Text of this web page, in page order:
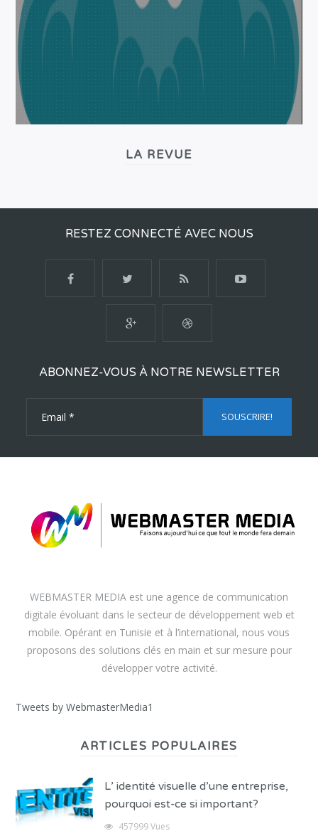
LA REVUE
RESTEZ CONNECTÉ AVEC NOUS
ABONNEZ-VOUS À NOTRE NEWSLETTER
WEBMASTER MEDIA est une agence de communication
digitale évoluant dans le secteur de développement web et
mobile. Opérant en Tunisie et à l’international, nous vous
proposons des solutions clés en main et sur mesure pour
développer votre activité.
Tweets by WebmasterMedia1
ARTICLES POPULAIRES
L’ identité visuelle d’une entreprise,
pourquoi est-ce si important?
457999 Vues